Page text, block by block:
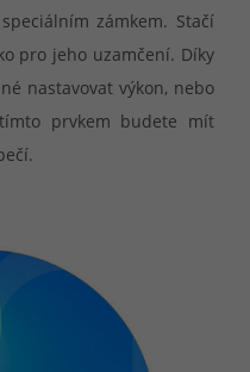
zámkem. Stačí
pro jeho uzamčení. Díky
nastavovat výkon, nebo
prvkem budete mít